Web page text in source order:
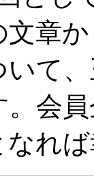
文章
いて
。会
れ